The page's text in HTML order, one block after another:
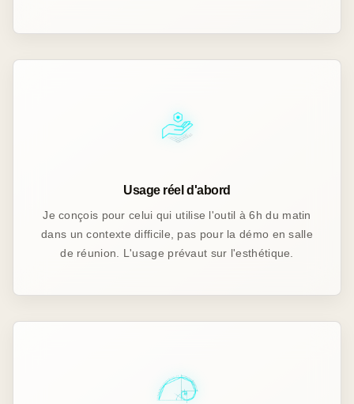
Usage réel d'abord
Je conçois pour celui qui utilise l'outil à 6h du matin
dans un contexte difficile, pas pour la démo en salle
de réunion. L'usage prévaut sur l'esthétique.